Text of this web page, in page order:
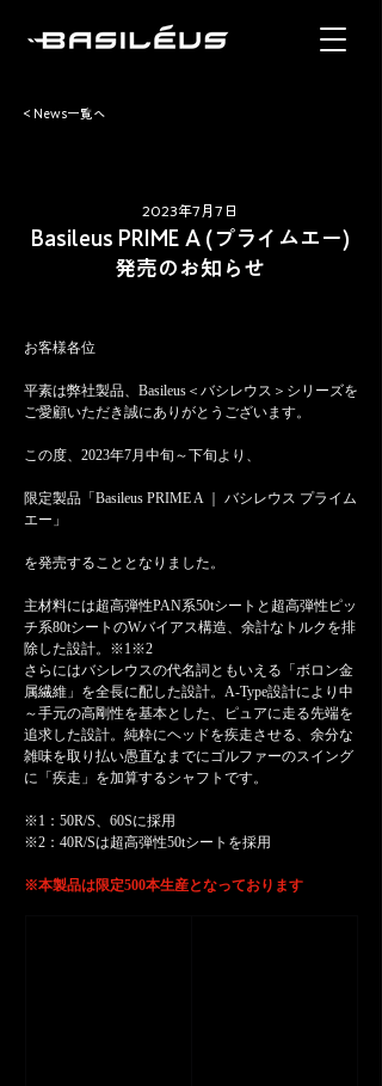
< News一覧へ
2023年7月7日
Basileus PRIME A (プライムエー)
発売のお知らせ
お客様各位
平素は弊社製品、Basileus＜バシレウス＞シリーズを
ご愛顧いただき誠にありがとうございます。
この度、2023年7月中旬～下旬より、
限定製品「Basileus PRIME A ｜ バシレウス プライム
エー」
を発売することとなりました。
主材料には超高弾性PAN系50tシートと超高弾性ピッ
チ系80tシートのWバイアス構造、余計なトルクを排
除した設計。※1※2
さらにはバシレウスの代名詞ともいえる「ボロン金
属繊維」を全長に配した設計。A-Type設計により中
～手元の高剛性を基本とした、ピュアに走る先端を
追求した設計。純粋にヘッドを疾走させる、余分な
雑味を取り払い愚直なまでにゴルファーのスイング
に「疾走」を加算するシャフトです。
※1：50R/S、60Sに採用
※2：40R/Sは超高弾性50tシートを採用
※本製品は限定500本生産となっております